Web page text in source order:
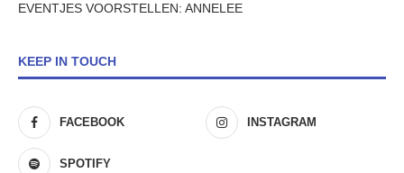
EVENTJES VOORSTELLEN: ANNELEE
KEEP IN TOUCH
FACEBOOK INSTAGRAM
SPOTIFY